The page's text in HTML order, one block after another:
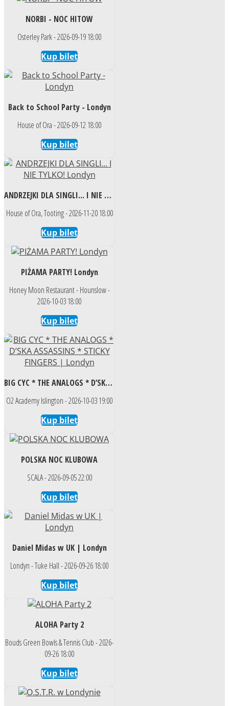
NORBI - NOC HITOW
Osterley Park - 2026-09-19 18:00
Kup bilet
Back to School Party - Londyn
House of Ora - 2026-09-12 18:00
Kup bilet
ANDRZEJKI DLA SINGLI... I NIE TYLKO! Londyn
House of Ora, Tooting - 2026-11-20 18:00
Kup bilet
PIŻAMA PARTY! Londyn
Honey Moon Restaurant - Hounslow -
2026-10-03 18:00
Kup bilet
BIG CYC * THE ANALOGS * D’SKA ASSASSINS * STICKY FINGERS | Londyn
O2 Academy Islington - 2026-10-03 19:00
Kup bilet
POLSKA NOC KLUBOWA
SCALA - 2026-09-05 22:00
Kup bilet
Daniel Midas w UK | Londyn
Londyn - Tuke Hall - 2026-09-26 18:00
Kup bilet
ALOHA Party 2
Bouds Green Bowls & Tennis Club - 2026-
09-26 18:00
Kup bilet